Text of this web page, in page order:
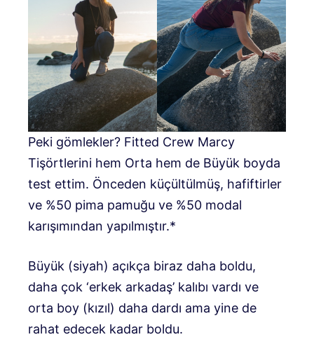
Peki gömlekler? Fitted Crew Marcy
Tişörtlerini hem Orta hem de Büyük boyda
test ettim. Önceden küçültülmüş, hafiftirler
ve %50 pima pamuğu ve %50 modal
karışımından yapılmıştır.*
Büyük (siyah) açıkça biraz daha boldu,
daha çok ‘erkek arkadaş’ kalıbı vardı ve
orta boy (kızıl) daha dardı ama yine de
rahat edecek kadar boldu.